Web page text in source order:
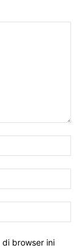
di browser ini